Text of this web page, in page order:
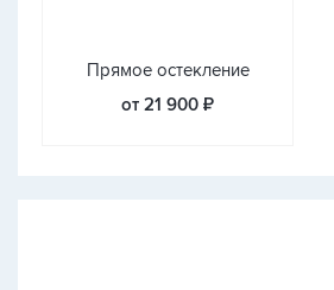
Прямое остекление
от 21 900 ₽